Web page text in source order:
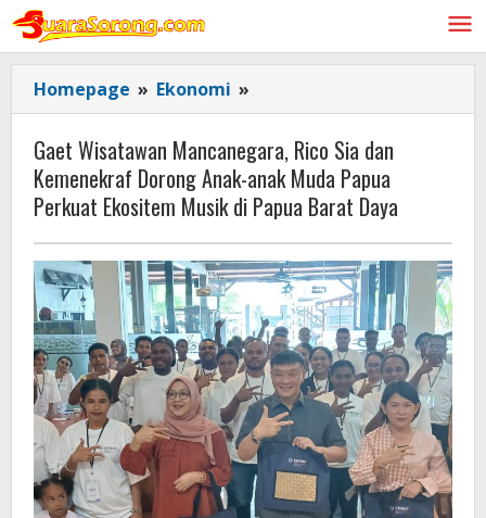
Lewati
konten
Homepage » Ekonomi »
Wisatawan
Mancanegara,
Rico
Sia
dan
Kemenekraf
Dorong
Anak-
anak
Muda
Papua
Perkuat
Ekositem
Musik
di
Papua
Gaet Wisatawan Mancanegara, Rico Sia dan
Kemenekraf Dorong Anak-anak Muda Papua
Perkuat Ekositem Musik di Papua Barat Daya